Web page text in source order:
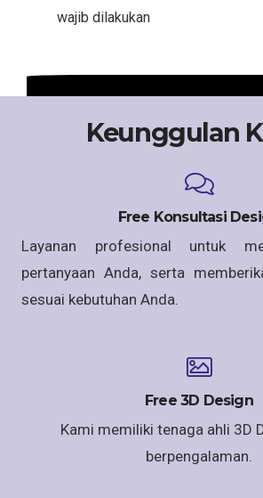
wajib dilakukan
Keunggulan
Free Konsultasi
Layanan profesional untuk
pertanyaan Anda, serta
sesuai kebutuhan Anda.
Free 3D Design
Kami memiliki tenaga ahli 3D
berpengalaman.